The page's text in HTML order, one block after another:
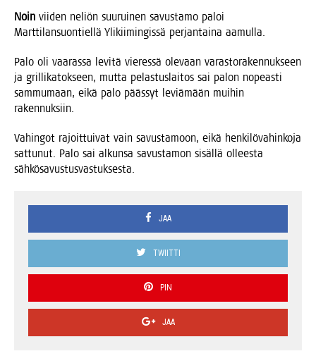
Noin vii­den neliön suu­rui­nen savus­ta­mo paloi
Mart­ti­lan­suon­tiel­lä Yli­kii­min­gis­sä per­jan­tai­na aamulla.
Palo oli vaa­ras­sa levi­tä vie­res­sä ole­vaan varas­to­ra­ken­nuk­seen
ja gril­li­ka­tok­seen, mut­ta pelas­tus­lai­tos sai palon nopeas­ti
sam­mu­maan, eikä palo pääs­syt leviä­mään mui­hin
rakennuksiin.
Vahin­got rajoit­tui­vat vain savus­ta­moon, eikä hen­ki­lö­va­hin­ko­ja
sat­tu­nut. Palo sai alkun­sa savus­ta­mon sisäl­lä ollees­ta
sähkösavustusvastuksesta.
JAA
TWIITTI
PIN
JAA